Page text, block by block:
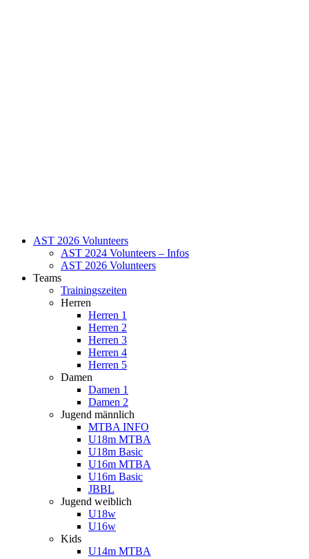
AST 2026 Volunteers
AST 2024 Volunteers – Infos
AST 2026 Volunteers
Teams
Trainingszeiten
Herren
Herren 1
Herren 2
Herren 3
Herren 4
Herren 5
Damen
Damen 1
Damen 2
Jugend männlich
MTBA INFO
U18m MTBA
U18m Basic
U16m MTBA
U16m Basic
JBBL
Jugend weiblich
U18w
U16w
Kids
U14m MTBA